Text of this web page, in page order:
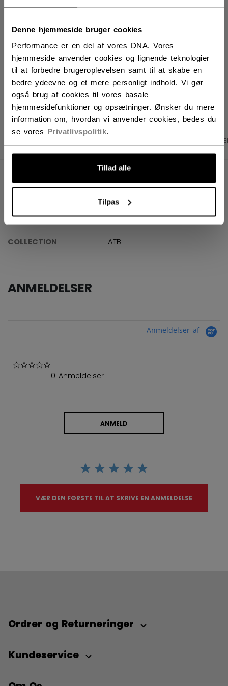
Denne hjemmeside bruger cookies
Performance er en del af vores DNA. Vores
hjemmeside anvender cookies og lignende teknologier
til at forbedre brugeroplevelsen samt til at skabe en
bedre ydeevne og et mere personligt indhold. Vi gør
også brug af cookies til vores basale
hjemmesidefunktioner og opsætninger. Ønsker du mere
information om, hvordan vi anvender cookies, bedes du
se vores Privatlivspolitik
Tillad alle
Tilpas
SPECIFIKATIONER
TSS51A-AD
AGE GROUP
Adult
COLLECTION
ATB
ANMELDELSER
Anmeldelser af
0 Anmeldelser
ANMELD
VÆR DEN FØRSTE TIL AT SKRIVE EN ANMELDELSE
Ordrer og Returneringer
Kundeservice